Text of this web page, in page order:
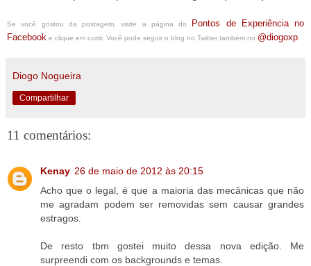
Se você gostou da postagem, visite a página do Pontos de Experiência no
Facebook e clique em curtir. Você pode seguir o blog no Twitter também no @diogoxp
Diogo Nogueira
Compartilhar
11 comentários:
Kenay 26 de maio de 2012 às 20:15
Acho que o legal, é que a maioria das mecânicas que não
me agradam podem ser removidas sem causar grandes
estragos.
De resto tbm gostei muito dessa nova edição. Me
surpreendi com os backgrounds e temas.